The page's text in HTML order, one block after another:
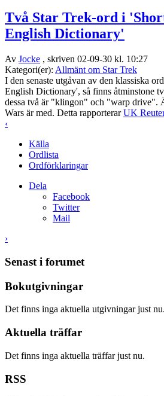
Två Star Trek-ord i
English Dictionary'
Av Jocke , skriven 02-09-30 kl. 10:27
Kategori(er): Allmänt om Star Trek
I den senaste utgåvan av den klassiska
English Dictionary', så finns åtminstone
dessa två är "klingon" och "warp drive".
Wars är med. Detta rapporterarUK
‹
Källa
Ordlista
Ordförklaringar
Dela
Facebook
Twitter
Mail
›
Senast i forumet
Bokutgivningar
Det finns inga aktuella utgivningar just nu.
Aktuella träffar
Det finns inga aktuella träffar just nu.
RSS